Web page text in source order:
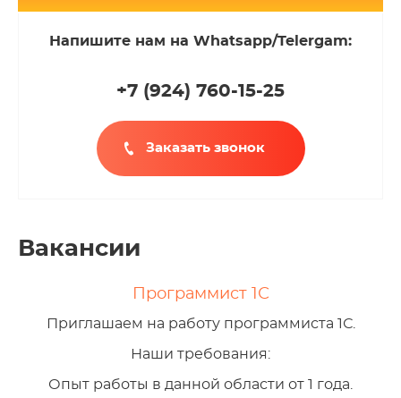
Напишите нам на Whatsapp/Telergam:
+7 (924) 760-15-25
Заказать звонок
Вакансии
Программист 1С
Приглашаем на работу программиста 1С.
Наши требования:
Опыт работы в данной области от 1 года.